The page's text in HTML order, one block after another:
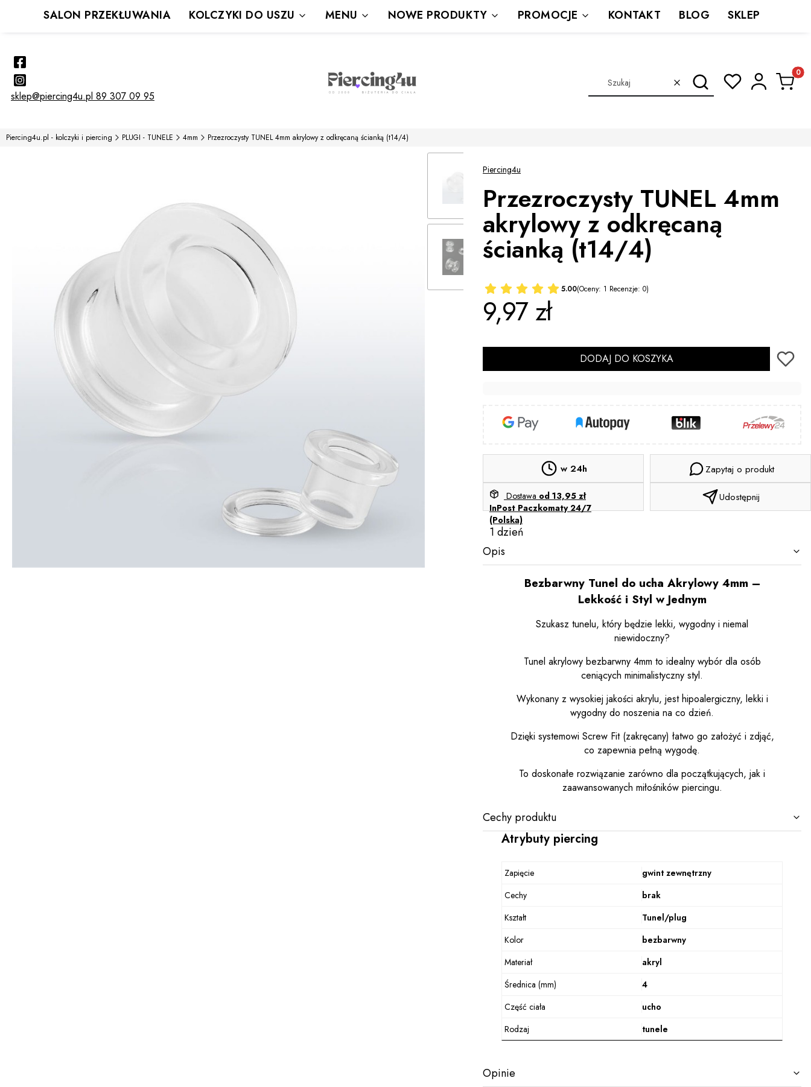
Wysyłka Gratis powyżej 80 zł
sklep@piercing4u.pl 89 307 09 95
WyczyśćSzukaj
SALON PRZEKŁUWANIA KOLCZYKI DO USZU MENU NOWE PRODUKTY PROMOCJE KONTAKT BLOG SKLEP
Piercing4u.pl - kolczyki i piercing PLUGI - TUNELE 4mm Przezroczysty TUNEL 4mm akrylowy z odkręcaną ścianką (t14/4)
Piercing4u
Przezroczysty TUNEL 4mm
akrylowy z odkręcaną
ścianką (t14/4)
5.00(Oceny: 1 Recenzje: 0)
Cena
9,97 zł
DODAJ DO KOSZYKA
w 24h
Dostawa od 13,95 zł
InPost Paczkomaty 24/7
(Polska)
1 dzień
Zapytaj o produkt
Udostępnij
Opis
Bezbarwny Tunel do ucha Akrylowy 4mm –
Lekkość i Styl w Jednym
Szukasz tunelu, który będzie lekki, wygodny i niemal
niewidoczny?
Tunel akrylowy bezbarwny 4mm to idealny wybór dla osób
ceniących minimalistyczny styl.
Wykonany z wysokiej jakości akrylu, jest hipoalergiczny, lekki i
wygodny do noszenia na co dzień.
Dzięki systemowi Screw Fit (zakręcany) łatwo go założyć i zdjąć,
co zapewnia pełną wygodę.
To doskonałe rozwiązanie zarówno dla początkujących, jak i
zaawansowanych miłośników piercingu.
Cechy produktu
Atrybuty piercing
Zapięcie
gwint zewnętrzny
Cechy
brak
Kształt
Tunel/plug
Kolor
bezbarwny
Materiał
akryl
Średnica (mm)
4
Część ciała
ucho
Rodzaj
tunele
Opinie